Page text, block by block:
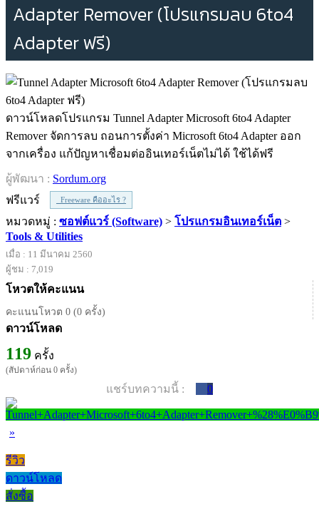
Adapter Remover (โปรแกรมลบ 6to4
Adapter ฟรี)
ดาวน์โหลดโปรแกรม Tunnel Adapter Microsoft 6to4 Adapter
Remover จัดการลบ ถอนการตั้งค่า Microsoft 6to4 Adapter ออก
จากเครื่อง แก้ปัญหาเชื่อมต่ออินเทอร์เน็ตไม่ได้ ใช้ได้ฟรี
ผู้พัฒนา : Sordum.org
ฟรีแวร์
Freeware คืออะไร ?
หมวดหมู่ : ซอฟต์แวร์ (Software) > โปรแกรมอินเทอร์เน็ต >
Tools & Utilities
เมื่อ : 11 มีนาคม 2560
ผู้ชม : 7,019
โหวตให้คะแนน
คะแนนโหวต 0 (0 ครั้ง)
ดาวน์โหลด
119 ครั้ง
(สัปดาห์ก่อน 0 ครั้ง)
แชร์บทความนี้ : 0
»
รีวิว
ดาวน์โหลด
สั่งซื้อ